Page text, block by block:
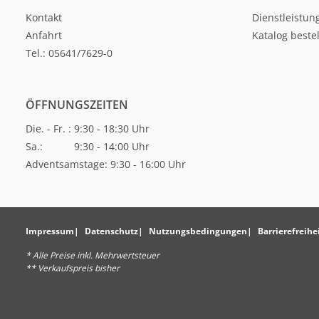
Kontakt
Anfahrt
Tel.: 05641/7629-0
Katalog
ÖFFNUNGSZEITEN
Die. - Fr. : 9:30 - 18:30 Uhr
Sa.: 9:30 - 14:00 Uhr
Adventsamstage: 9:30 - 16:00 Uhr
Impressum Datenschutz Nutzungsbedingungen
* Alle Preise inkl. Mehrwertsteuer
** Verkaufspreis bisher